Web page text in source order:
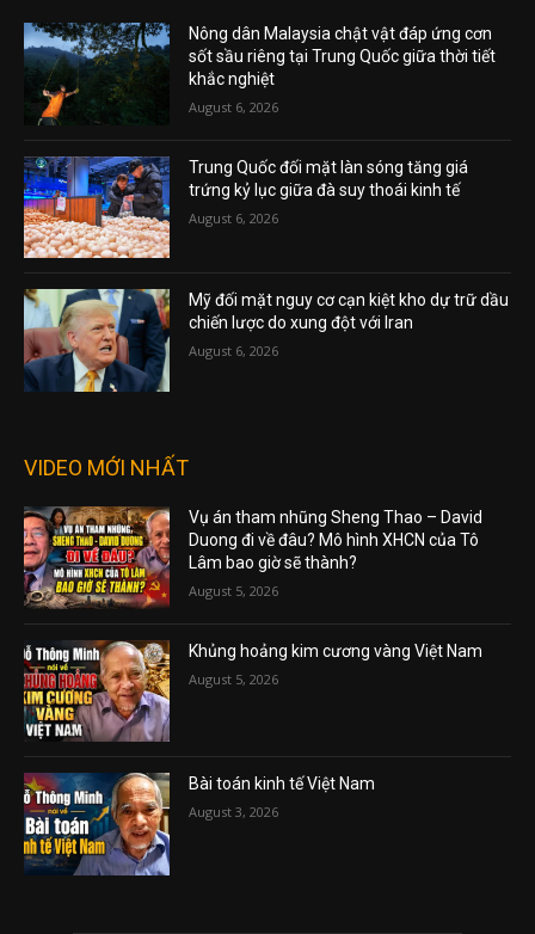
Nông dân Malaysia chật vật đáp ứng cơn
sốt sầu riêng tại Trung Quốc giữa thời tiết
khắc nghiệt
August 6, 2026
Trung Quốc đối mặt làn sóng tăng giá
trứng kỷ lục giữa đà suy thoái kinh tế
August 6, 2026
Mỹ đối mặt nguy cơ cạn kiệt kho dự trữ dầu
chiến lược do xung đột với Iran
August 6, 2026
VIDEO MỚI NHẤT
Vụ án tham nhũng Sheng Thao – David
Duong đi về đâu? Mô hình XHCN của Tô
Lâm bao giờ sẽ thành?
August 5, 2026
Khủng hoảng kim cương vàng Việt Nam
August 5, 2026
Bài toán kinh tế Việt Nam
August 3, 2026